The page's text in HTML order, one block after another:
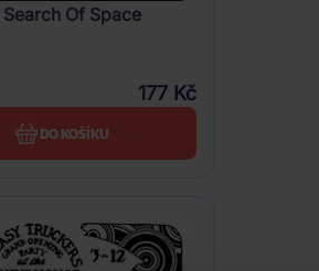
Of Space
177 Kč
DO KOŠÍKU